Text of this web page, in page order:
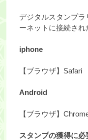
デジタルスタンプ
ーネットに接続され
iphone
【ブラウザ】Safari
Android
【ブラウザ】
スタンプの獲得に必